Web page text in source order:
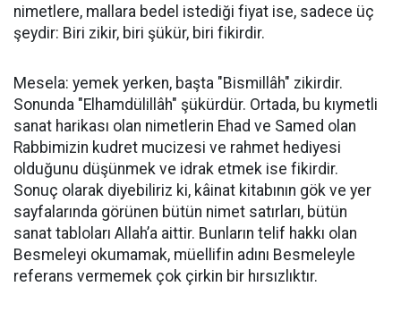
nimetlere, mallara bedel istediği fiyat ise, sadece üç
şeydir: Biri zikir, biri şükür, biri fikirdir.
Mesela: yemek yerken, başta "Bismillâh" zikirdir.
Sonunda "Elhamdülillâh" şükürdür. Ortada, bu kıymetli
sanat harikası olan nimetlerin Ehad ve Samed olan
Rabbimizin kudret mucizesi ve rahmet hediyesi
olduğunu düşünmek ve idrak etmek ise fikirdir.
Sonuç olarak diyebiliriz ki, kâinat kitabının gök ve yer
sayfalarında görünen bütün nimet satırları, bütün
sanat tabloları Allah’a aittir. Bunların telif hakkı olan
Besmeleyi okumamak, müellifin adını Besmeleyle
referans vermemek çok çirkin bir hırsızlıktır.